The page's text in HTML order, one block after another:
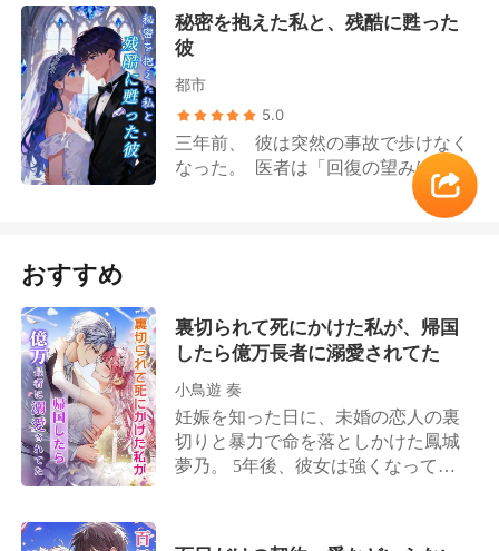
秘密を抱えた私と、残酷に甦った
彼
都市
5.0
三年前、 彼は突然の事故で歩けなく
なった。 医者は「回復の望みはほと
んどない」と言ったけれど、 私はた
だ彼のそばで、そのわずかな光を信
げる。「俺はずっと彼女に触れられ
ない。スカートの下の萎んだ足を見
てしまったら、吐き気を抑えられな
いから……」 彼は知らない。 私の
脚は、最初から傷一つ負ってなどい
ないことを。
おすすめ
裏切られて死にかけた私が、帰国
したら億万長者に溺愛されてた
小鳥遊 奏
妊娠を知った日に、未婚の恋人の裏
切りと暴力で命を落としかけた鳳城
夢乃。 5年後、彼女は強くなって帰